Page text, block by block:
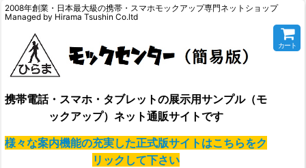
2008年創業・日本最大級の携帯・スマホモックアップ専門ネットショップ
Managed by Hirama Tsushin Co.ltd
携帯電話・スマホ・タブレットの展示用サンプル（モ
ックアップ）ネット通販サイトです
様々な案内機能の充実した正式版サイトはこちらをク
リックして下さい
カート